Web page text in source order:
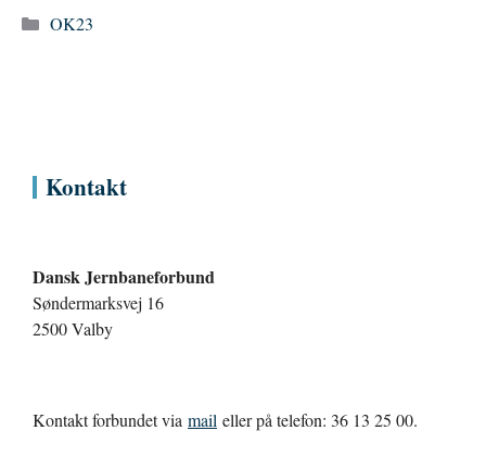
Kategorier
OK23
Kontakt
Dansk Jernbaneforbund
Søndermarksvej 16
2500 Valby
Kontakt forbundet via mail eller på telefon: 36 13 25 00.